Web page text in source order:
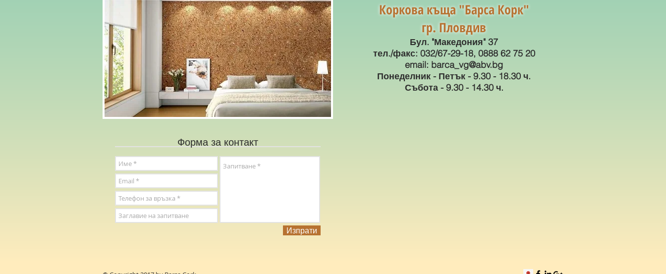
Коркова къща "Барса Корк"
гр. Пловдив
Бул. "Македония" 37
тел./факс: 032/67-29-18, 0888 62 75 20
email: barca_vg@abv.bg
Понеделник - Петък - 9.30 - 18.30 ч.
Събота - 9.30 - 14.30 ч.
Форма за контакт
Изпрати